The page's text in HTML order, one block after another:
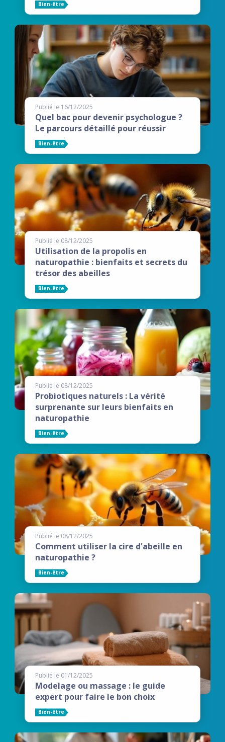
Bien-être
Publié le 16/12/2025
Quel bac pour devenir psychologue ?
Le parcours détaillé pour réussir
Bien-être
Publié le 08/12/2025
Utilisation de la propolis en
naturopathie : bienfaits et secrets du
trésor des abeilles
Bien-être
Publié le 08/12/2025
Probiotiques naturels : La vérité
surprenante sur leurs bienfaits en
naturopathie
Bien-être
Publié le 08/12/2025
Comment utiliser la cire d'abeille en
naturopathie ?
Bien-être
Publié le 01/12/2025
Modelage ou massage : le guide
expert pour faire le bon choix
Bien-être